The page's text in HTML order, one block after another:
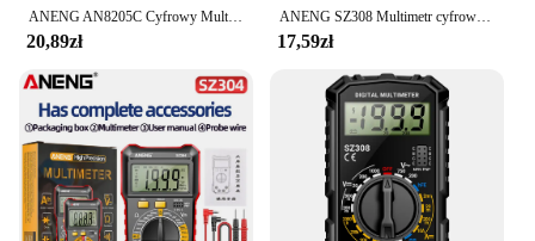
ANENG AN8205C Cyfrowy Multimetr AC/DC Amperomierz Wolt Ohm Multimetro Tester Miernik Z Termoparą LCD Podświetlenie Przenośne
20,89zł
ANENG SZ308 Multimetr cyfrowy o fali prostokątnej 1999 zliczeń HFE Trioda Buzzer Tester AC/DC Napięcie 10A Multimetry prądu Miernik Narzędzie
17,59zł